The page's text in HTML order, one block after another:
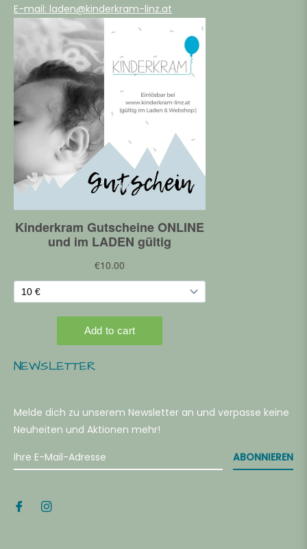
E-mail: laden@kinderkram-linz.at
NEWSLETTER
Melde dich zu unserem Newsletter an und verpasse keine
Neuheiten und Aktionen mehr!
ABONNIEREN